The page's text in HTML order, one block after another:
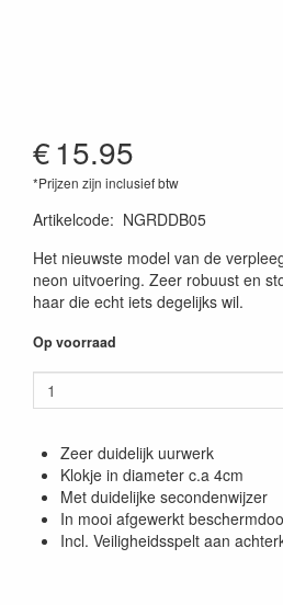
€15.95
*Prijzen zijn inclusief btw
Artikelcode: NGRDDB05
Het nieuwste model van de
neon uitvoering. Zeer robuust en
haar die echt iets degelijks wil.
Op voorraad
Zeer duidelijk uurwerk
Klokje in diameter c.a 4cm
Met duidelijke secondenwijzer
In mooi afgewerkt
Incl. Veiligheidsspelt aan